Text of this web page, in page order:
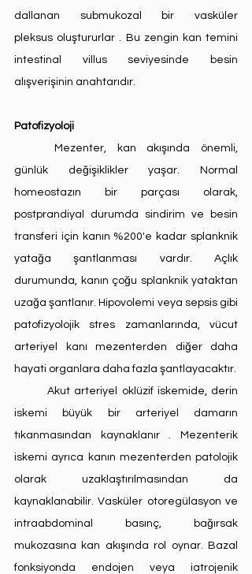
dallanan submukozal bir vasküler
pleksus oluştururlar . Bu zengin kan temini
intestinal villus seviyesinde besin
alışverişinin anahtarıdır.
Patofizyoloji
günlük değişiklikler yaşar. Normal
homeostazın bir parçası olarak,
postprandiyal durumda sindirim ve besin
transferi için kanın %200'e kadar splanknik
yatağa şantlanması vardır. Açlık
durumunda, kanın çoğu splanknik yataktan
uzağa şantlanır. Hipovolemi veya sepsis gibi
patofizyolojik stres zamanlarında, vücut
arteriyel kanı mezenterden diğer daha
hayati organlara daha fazla şantlayacaktır.
	Akut arteriyel oklüzif iskemide, derin
iskemi büyük bir arteriyel damarın
tıkanmasından kaynaklanır . Mezenterik
iskemi ayrıca kanın mezenterden patolojik
olarak uzaklaştırılmasından da
kaynaklanabilir. Vasküler otoregülasyon ve
intraabdominal basınç, bağırsak
mukozasına kan akışında rol oynar. Bazal
fonksiyonda endojen veya iatrojenik